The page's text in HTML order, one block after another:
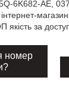
6K682-AE,
за
номер